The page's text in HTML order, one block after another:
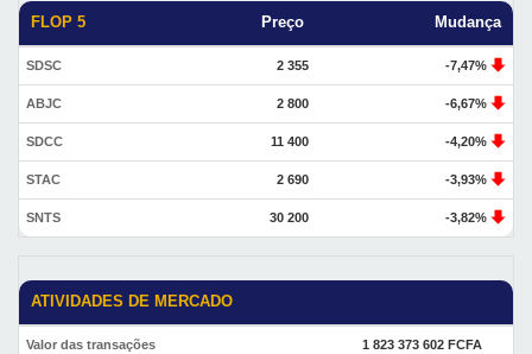
FLOP 5 Preço Mudança
SDSC 2 355 -7,47%
ABJC 2 800 -6,67%
SDCC 11 400 -4,20%
STAC 2 690 -3,93%
SNTS 30 200 -3,82%
ATIVIDADES DE MERCADO
Valor das transações 1 823 373 602 FCFA